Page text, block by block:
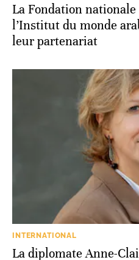
La Fondation nationale
l’Institut du monde
leur partenariat
INTERNATIONAL
La diplomate Anne-